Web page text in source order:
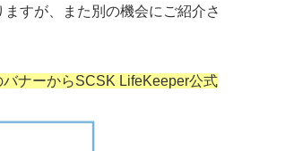
すが、また別の機会にご紹介さ
ナーからSCSK LifeKeeper公式